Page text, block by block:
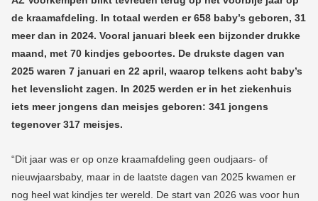
de kraamafdeling. In totaal werden er 658 baby’s geboren, 31
meer dan in 2024. Vooral januari bleek een bijzonder drukke
maand, met 70 kindjes geboortes. De drukste dagen van
2025 waren 7 januari en 22 april, waarop telkens acht baby’s
het levenslicht zagen. In 2025 werden er in het ziekenhuis
iets meer jongens dan meisjes geboren: 341 jongens
tegenover 317 meisjes.
“Dit jaar was er op onze kraamafdeling geen oudjaars- of
nieuwjaarsbaby, maar in de laatste dagen van 2025 kwamen er
nog heel wat kindjes ter wereld. De start van 2026 was voor hun